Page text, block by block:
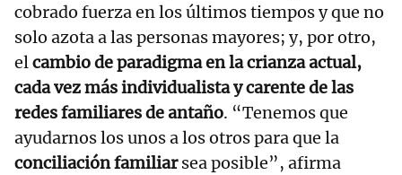
cobrado fuerza en los últimos tiempos y que no
solo azota a las personas mayores; y, por otro,
elcambio de paradigma en la crianza actual,
cada vez más individualista y carente de las
redes familiares de antaño. “Tenemos que
ayudarnos los unos a los otros para que la
conciliación familiarsea posible”, afirma